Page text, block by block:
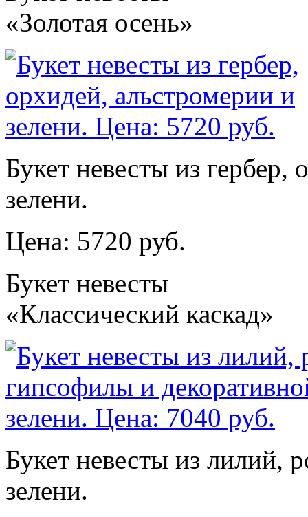
«Золотая осень»
Букет невесты из гербер,
зелени.
Цена: 5720 руб.
Букет невесты
«Классический каскад»
Букет невесты из лилий,
зелени.